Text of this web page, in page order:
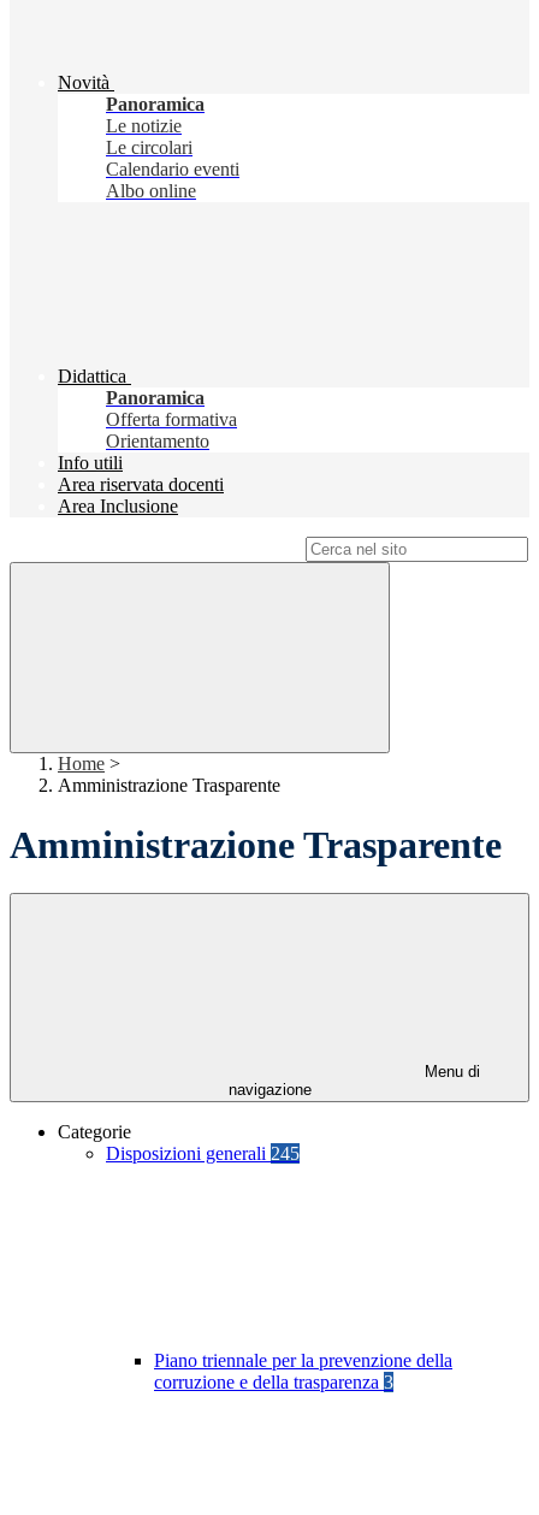
Novità
Panoramica
Le notizie
Le circolari
Calendario eventi
Albo online
Didattica
Panoramica
Offerta formativa
Orientamento
Info utili
Area riservata docenti
Area Inclusione
Home >
Amministrazione Trasparente
Amministrazione Trasparente
Menu di
navigazione
Categorie
Disposizioni generali 245
Piano triennale per la prevenzione della
corruzione e della trasparenza 3